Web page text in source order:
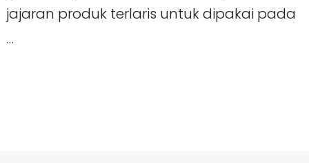
jajaran produk terlaris untuk dipakai pada
…